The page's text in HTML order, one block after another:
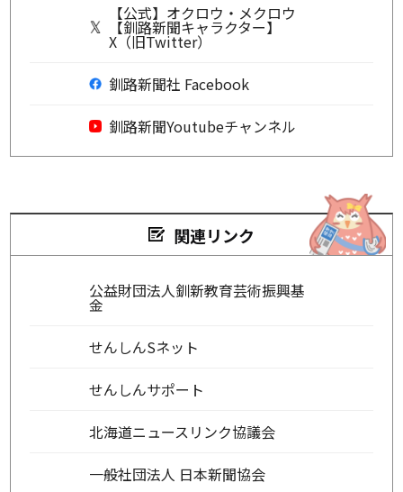
【公式】オクロウ・メクロウ
【釧路新聞キャラクター】
X（旧Twitter）
釧路新聞社 Facebook
釧路新聞Youtubeチャンネル
関連リンク
公益財団法人釧新教育芸術振興基
金
せんしんSネット
せんしんサポート
北海道ニュースリンク協議会
一般社団法人 日本新聞協会